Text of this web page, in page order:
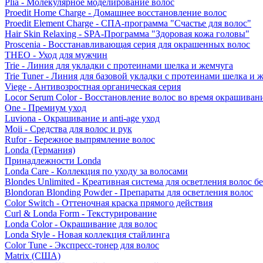
Plia - Молекулярное моделирование волос
Proedit Home Charge - Домашнее восстановление волос
Proedit Element Charge - СПА-программа "Счастье для волос"
Hair Skin Relaxing - SPA-Программа "Здоровая кожа головы"
Proscenia - Восстанавливающая серия для окрашенных волос
THEO - Уход для мужчин
Trie - Линия для укладки с протеинами шелка и жемчуга
Trie Tuner - Линия для базовой укладки с протеинами шелка и
Viege - Антивозростная органическая серия
Locor Serum Color - Восстановление волос во время
One - Премиум уход
Luviona - Окрашивание и anti-age уход
Moii - Средства для волос и рук
Rufor - Бережное выпрямление волос
Londa (Германия)
Принадлежности Londa
Londa Care - Коллекция по уходу за волосами
Blondes Unlimited - Креативная система для осветления волос
Blondoran Blonding Powder - Препараты для осветления волос
Color Switch - Оттеночная краска прямого действия
Curl & Londa Form - Текстурирование
Londa Color - Окрашивание для волос
Londa Style - Новая коллекция стайлинга
Color Tune - Экспресс-тонер для волос
Matrix (США)